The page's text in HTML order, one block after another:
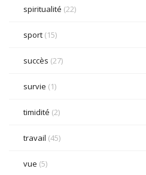
spiritualité (22)
sport (15)
succès (27)
survie (1)
timidité (2)
travail (45)
vue (5)